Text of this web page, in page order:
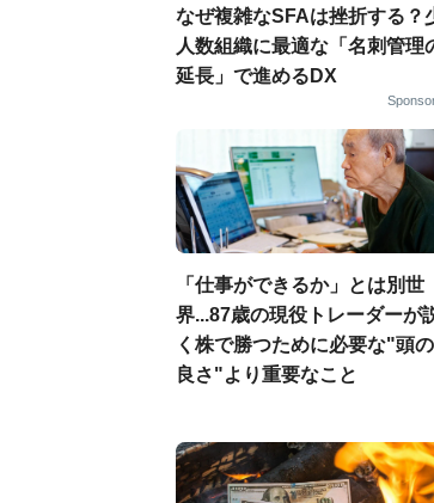
なぜ複雑なSFAは挫折する？
人数組織に最適な「名刺管理
延長」で進めるDX
「仕事ができるか」とは別世
界...87歳の現役トレーダーが
く株で勝つために必要な"頭の
良さ"より重要なこと